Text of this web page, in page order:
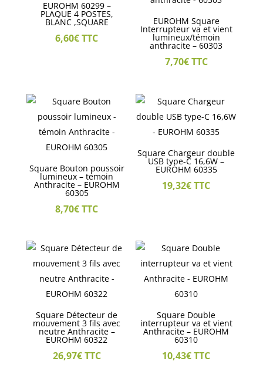
EUROHM 60299 –
PLAQUE 4 POSTES,
BLANC ,SQUARE
6,60€TTC
EUROHM Square
Interrupteur va et vient
lumineux/témoin
anthracite – 60303
7,70€TTC
Square Bouton poussoir
lumineux – témoin
Anthracite – EUROHM
60305
8,70€TTC
Square Chargeur double
USB type-C 16,6W –
EUROHM 60335
19,32€TTC
Square Détecteur de
mouvement 3 fils avec
neutre Anthracite –
EUROHM 60322
26,97€TTC
Square Double
interrupteur va et vient
Anthracite – EUROHM
60310
10,43€TTC